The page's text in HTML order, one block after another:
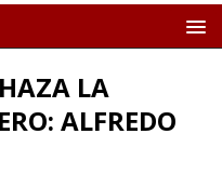
LA
ALFREDO